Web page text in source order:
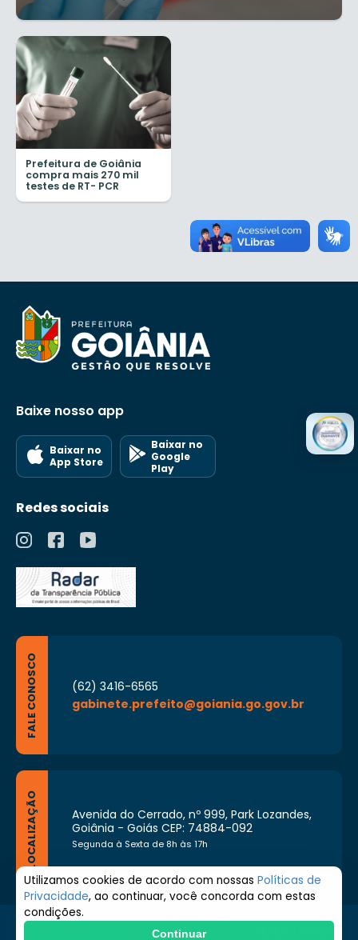
Prefeitura de Goiânia
compra mais 270 mil
testes de RT- PCR
Baixe nosso app
Baixar no
App Store
Baixar no
Google
Play
Redes sociais
FALE CONOSCO
(62) 3416-6565
gabinete.prefeito@goiania.go.gov.br
LOCALIZAÇÃO
Avenida do Cerrado, nº 999, Park Lozandes,
Goiânia - Goiás CEP: 74884-092
Segunda à Sexta de 8h às 17h
© 2026 Prefeitura de Goiânia. Todos os direitos
Utilizamos cookies de acordo com nossas Políticas de
Privacidade, ao continuar, você concorda com estas
condições.
Continuar